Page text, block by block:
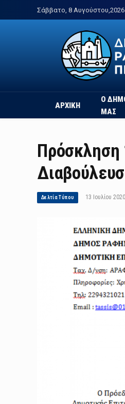
Σάββατο, 8 Αυγούστου,2026
ΑΡΧΙΚΗ
Ο
ΜΑΣ
Πρόσκληση
Δελτία Τύπου 13 Ιουλίου 2020